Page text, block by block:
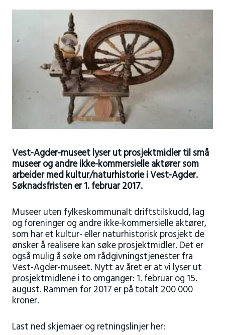
Vest-Agder-museet lyser ut prosjektmidler til små
museer og andre ikke-kommersielle aktører som
arbeider med kultur/naturhistorie i Vest-Agder.
Søknadsfristen er 1. februar 2017.
Museer uten fylkeskommunalt driftstilskudd, lag
og foreninger og andre ikke-kommersielle aktører,
som har et kultur- eller naturhistorisk prosjekt de
ønsker å realisere kan søke prosjektmidler. Det er
også mulig å søke om rådgivningstjenester fra
Vest-Agder-museet. Nytt av året er at vi lyser ut
prosjektmidlene i to omganger: 1. februar og 15.
august. Rammen for 2017 er på totalt 200 000
kroner.
Last ned skjemaer og retningslinjer her: